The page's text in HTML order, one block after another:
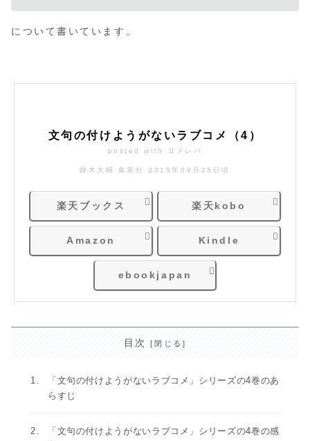
について書いています。
文句の付けようがないラブコメ（4）
posted with ヨメレバ
鈴木大輔 集英社 2015年09月25日頃
楽天ブックス 楽天kobo
Amazon Kindle
ebookjapan
目次
「文句の付けようがないラブコメ」シリーズの4巻のあ
らすじ
「文句の付けようがないラブコメ」シリーズの4巻の感